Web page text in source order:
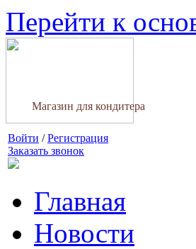
Перейти к
Магазин для кондитера
Войти /Регистрация
Заказать звонок
Главная
Новости